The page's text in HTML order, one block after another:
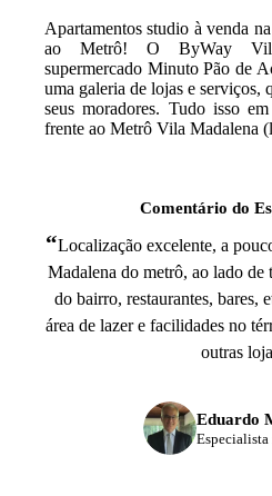
Apartamentos studio à venda
ao Metrô! O ByWay
supermercado Minuto Pão de
uma galeria de lojas e serviços,
seus moradores. Tudo isso
frente ao Metrô Vila Madalena
Comentário do
“Localização excelente, a
Madalena do metrô, ao lado de
do bairro, restaurantes, bares,
área de lazer e facilidades no
outras
Eduardo